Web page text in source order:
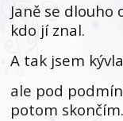
Janě se
kdo jí znal.
A tak jsem
ale pod
potom skončím.